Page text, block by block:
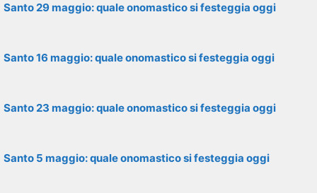
Santo 29 maggio: quale onomastico si festeggia oggi
Santo 16 maggio: quale onomastico si festeggia oggi
Santo 23 maggio: quale onomastico si festeggia oggi
Santo 5 maggio: quale onomastico si festeggia oggi